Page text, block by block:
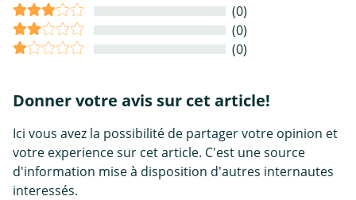
(0)
(0)
(0)
Donner votre avis sur cet article!
Ici vous avez la possibilité de partager votre opinion et
votre experience sur cet article. C'est une source
d'information mise à disposition d'autres internautes
interessés.